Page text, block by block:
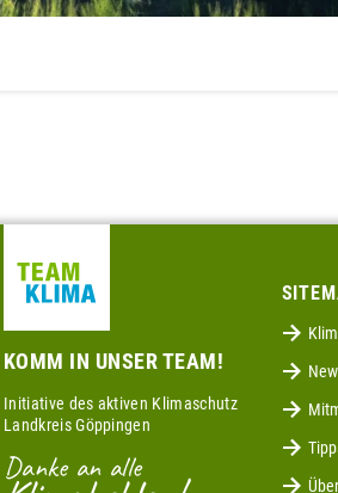
KOMM IN UNSER TEAM!
Initiative des aktiven Klimaschutz
Landkreis Göppingen
Danke an alle